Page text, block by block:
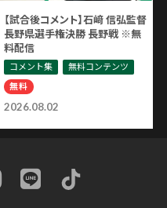
2026.08.02
【試合後コメント】石﨑 信弘監督
長野県選手権決勝 長野戦 ※無
料配信
コメント集
無料コンテンツ
無料